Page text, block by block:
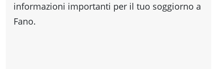
informazioni importanti per il tuo soggiorno a
Fano.